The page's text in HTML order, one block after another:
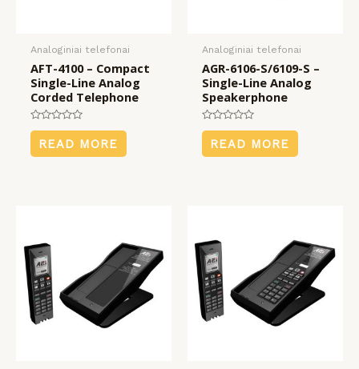
Analoginiai telefonai
AFT-4100 – Compact
Single-Line Analog
Corded Telephone
Rated
out
of
READ MORE
Analoginiai telefonai
AGR-6106-S/6109-S –
Single-Line Analog
Speakerphone
Rated
out
of
READ MORE